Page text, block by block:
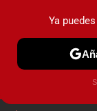
PRUEBASYa